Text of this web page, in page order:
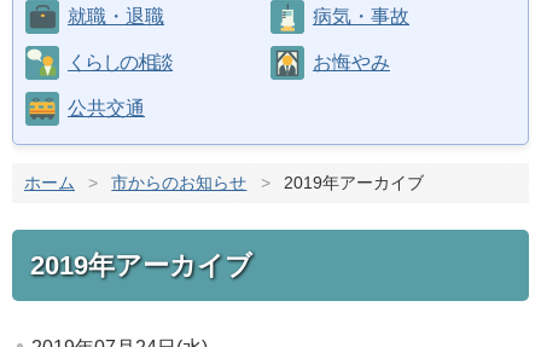
就職・退職 病気・事故
くらしの相談 お悔やみ
公共交通
ホーム > 市からのお知らせ > 2019年アーカイブ
2019年アーカイブ